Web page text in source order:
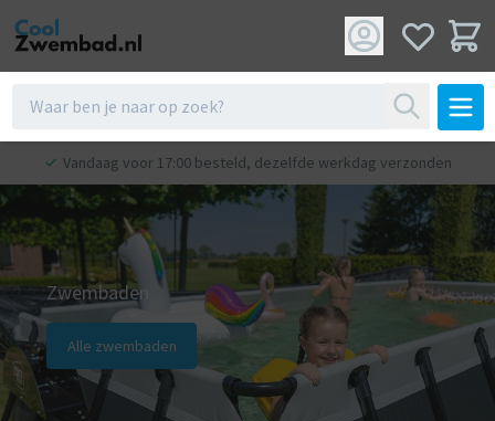
Vandaag voor 17:00 besteld, dezelfde werkdag verzonden
Zwembaden
Alle zwembaden